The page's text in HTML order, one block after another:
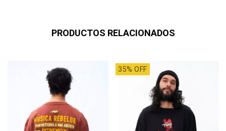
PRODUCTOS RELACIONADOS
35% OFF